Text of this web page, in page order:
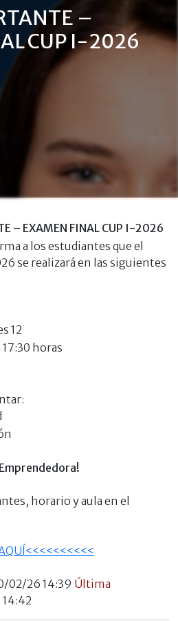
–
CUP I-2026
– EXAMEN FINAL CUP I-2026
a los estudiantes que el
se realizará en las siguientes
12
horas
horario y aula en el
02/26 14:39 Última